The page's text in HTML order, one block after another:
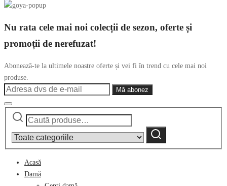
Nu rata cele mai noi colecții de sezon, oferte și
promoții de nerefuzat!
Abonează-te la ultimele noastre oferte și vei fi în trend cu cele mai noi
produse.
Caută
category:
Caută
Acasă
Damă